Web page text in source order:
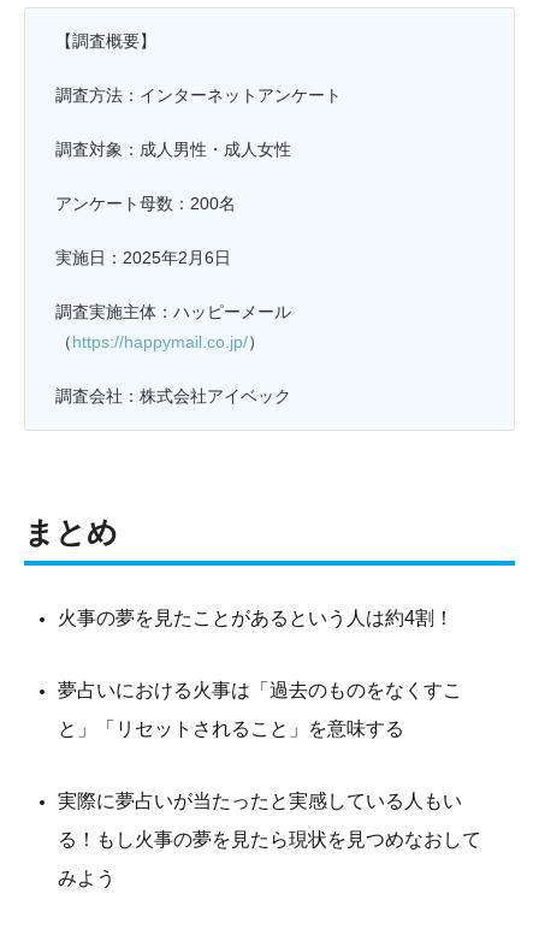
【調査概要】
調査方法：インターネットアンケート
調査対象：成人男性・成人女性
アンケート母数：200名
実施日：2025年2月6日
調査実施主体：ハッピーメール
（https://happymail.co.jp/）
調査会社：株式会社アイベック
まとめ
火事の夢を見たことがあるという人は約4割！
夢占いにおける火事は「過去のものをなくすこ
と」「リセットされること」を意味する
実際に夢占いが当たったと実感している人もい
る！もし火事の夢を見たら現状を見つめなおして
みよう